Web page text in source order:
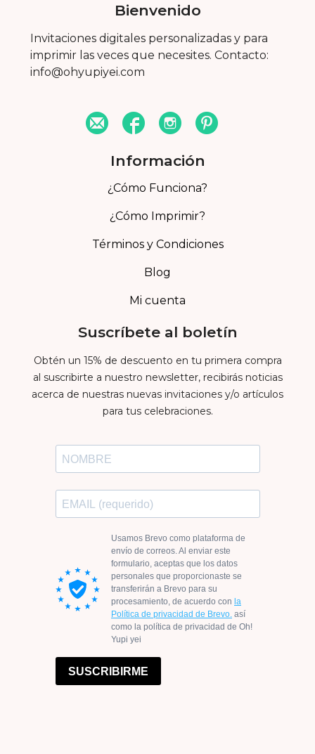
Bienvenido
Invitaciones digitales personalizadas y para
imprimir las veces que necesites. Contacto:
info@ohyupiyei.com
Información
¿Cómo Funciona?
¿Cómo Imprimir?
Términos y Condiciones
Blog
Mi cuenta
Suscríbete al boletín
Obtén un 15% de descuento en tu primera compra
al suscribirte a nuestro newsletter, recibirás noticias
acerca de nuestras nuevas invitaciones y/o artículos
para tus celebraciones.